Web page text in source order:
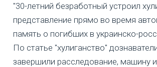
"30-летний безработный устроил
представление прямо во время
память о погибших в украинско-
По статье "хулиганство"
завершили расследование, машину